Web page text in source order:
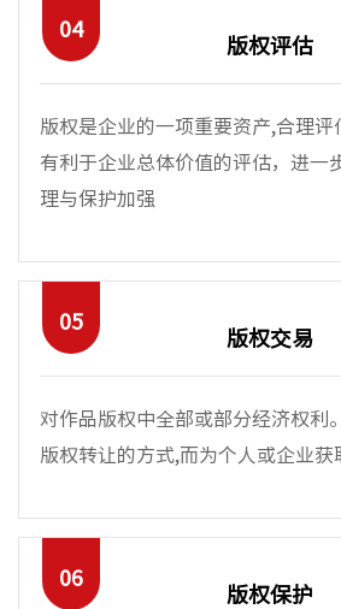
04
版权评估
版权是企业的一项重要资产,合理评
有利于企业总体价值的评估，进一
理与保护加强
05
版权交易
对作品版权中全部或部分经济权利
版权转让的方式,而为个人或企业获
06
版权保护